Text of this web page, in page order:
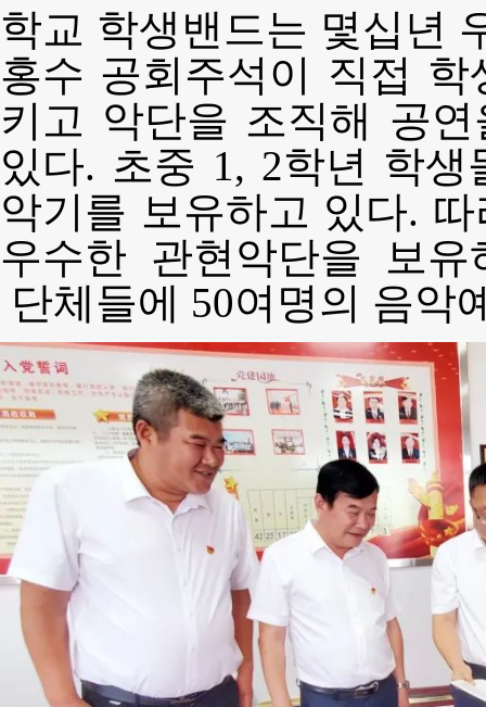
학교 학생밴드는 몇십년
홍수 공회주석이 직접
키고 악단을 조직해 공
있다. 초중 1, 2학년 학
악기를 보유하고 있다.
우수한 관현악단을 보
단체들에 50여명의 음악